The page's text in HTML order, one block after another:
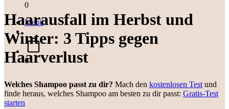
0
Menü
0
Haarausfall im Herbst und
Winter: 3 Tipps gegen
Haarverlust
Welches Shampoo passt zu dir? Mach den kostenlosen Test und
finde heraus, welches Shampoo am besten zu dir passt: Gratis-Test
starten